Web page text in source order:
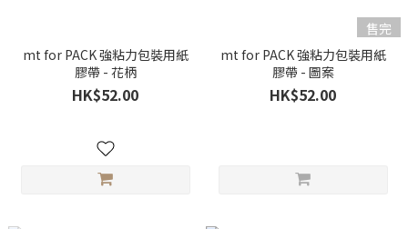
mt for PACK 強粘力包裝用紙
膠帶 - 花柄
HK$52.00
售完
mt for PACK 強粘力包裝用紙
膠帶 - 圖案
HK$52.00